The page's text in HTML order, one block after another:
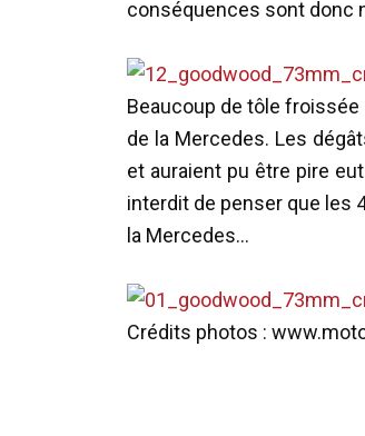
conséquences sont donc
Beaucoup de tôle
de la Mercedes. Les
et auraient pu être pire
interdit de penser que les
la Mercedes…
Crédits photos :